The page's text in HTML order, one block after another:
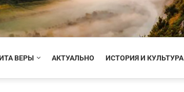
ВЕРЫ АКТУАЛЬНО ИСТОРИЯ И КУЛЬТУРА